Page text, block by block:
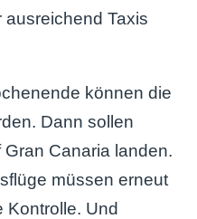
Taxis
können die
Dann sollen
Canaria landen.
müssen erneut
Kontrolle. Und